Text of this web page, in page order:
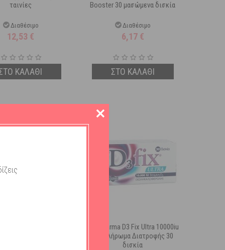
ταινίες
Διαθέσιμο
12,53 €
ΚΑΛΑΘΙ
Booster 30 μασώμενα δισκία
Διαθέσιμο
6,17 €
ΣΤΟ ΚΑΛΑΘΙ
Cran-Fix Cranberry για
Uni-Pharma D3 Fix Ultra 10000iu
Συμπλήρωμα Διατροφής 30
δισκία